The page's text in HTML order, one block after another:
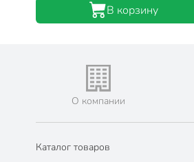
В корзину
О компании
Каталог товаров